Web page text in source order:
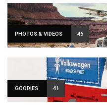
PHOTOS & VIDEOS 46
GOODIES 41